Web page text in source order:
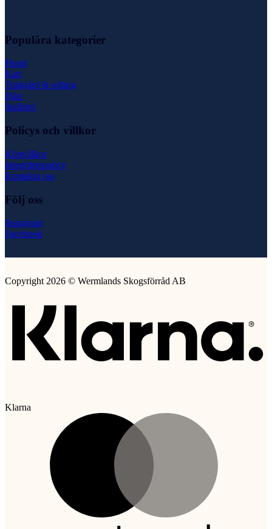
Populära kategorier
Hund
Katt
Trädgård & odling
Häst
Stallströ
Policys och villkor
Köpvillkor
Integritetspolicy
Kontakta oss
Följ oss
Instagram
Facebook
Copyright 2026 © Wermlands Skogsförråd AB
Klarna